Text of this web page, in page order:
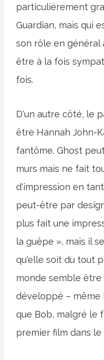
particulièrement
Guardian, mais qui
son rôle en général
être à la fois
fois.
D'un autre côté, le
être Hannah John-
fantôme. Ghost
murs mais ne fait
d'impression en
peut-être par
plus fait une
la guêpe », mais il
qu'elle soit du tout
monde semble
développé – même
que Bob, malgré le
premier film dans le